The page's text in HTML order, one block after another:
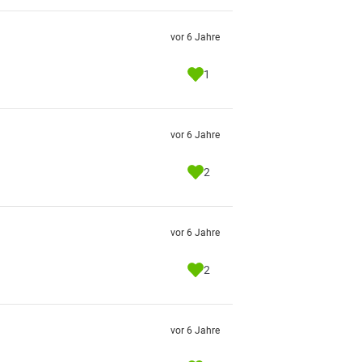
vor 6 Jahre
1
vor 6 Jahre
2
vor 6 Jahre
2
vor 6 Jahre